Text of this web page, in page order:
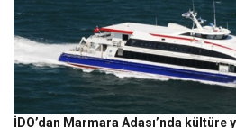
İDO’dan Marmara Adası’nda